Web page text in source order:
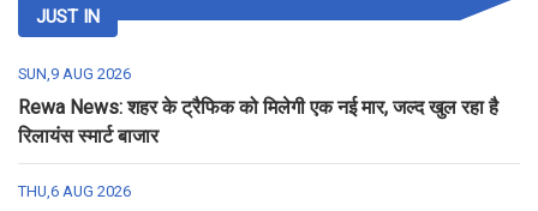
JUST IN
SUN,9 AUG 2026
Rewa News: शहर के ट्रैफिक को मिलेगी एक नई मार, जल्द खुल रहा है
रिलायंस स्मार्ट बाजार
THU,6 AUG 2026